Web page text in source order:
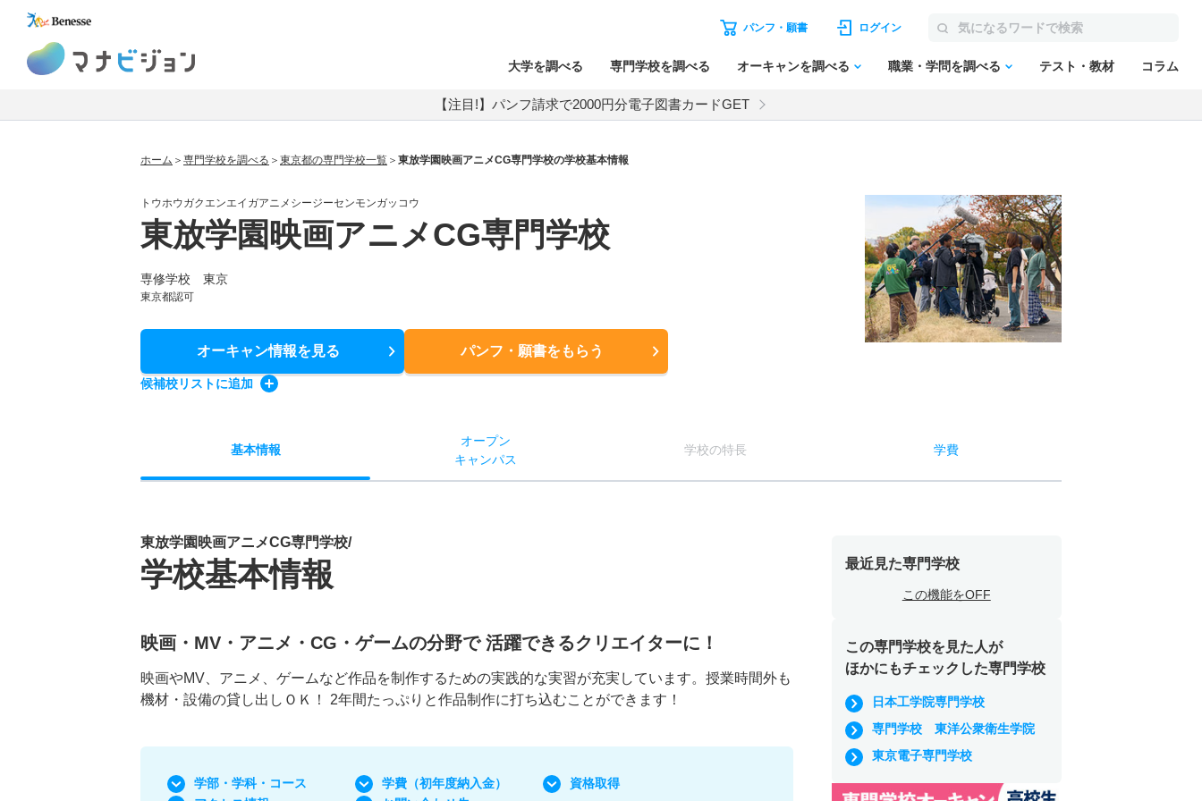
パンフ・願書 ログイン
大学を調べる 専門学校を調べる オーキャンを調べる 職業・学問を調べる テスト・教材 コラム
【注目!】パンフ請求で2000円分電子図書カードGET
ホーム 専門学校を調べる 東京都の専門学校一覧 東放学園映画アニメCG専門学校の学校基本情報
トウホウガクエンエイガアニメシージーセンモンガッコウ
東放学園映画アニメCG専門学校
専修学校 東京
東京都認可
オーキャン情報を見る パンフ・願書をもらう
候補校リストに追加
基本情報
オープン
キャンパス
学校の特長 学費
東放学園映画アニメCG専門学校/
学校基本情報
映画・MV・アニメ・CG・ゲームの分野で 活躍できるクリエイターに！
映画やMV、アニメ、ゲームなど作品を制作するための実践的な実習が充実しています。授業時間外も
機材・設備の貸し出しＯＫ！ 2年間たっぷりと作品制作に打ち込むことができます！
学部・学科 ・コース 学費 （初年度納入金）
資格取得
最近見た専門学校
この機能をOFF
この専門学校を見た人が
ほかにもチェックした専門学校
日本工学院専門学校
専門学校 東洋公衆衛生学院
東京電子専門学校